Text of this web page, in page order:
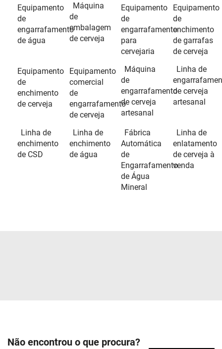
Equipamento
de
engarrafamento
de água
Máquina
de
embalagem
de cerveja
Equipamento
de
engarrafamento
para
cervejaria
Equipamento
de
enchimento
de garrafas
de cerveja
Equipamento
de
enchimento
de cerveja
Equipamento
comercial
de
engarrafamento
de cerveja
Máquina
de
engarrafamento
de cerveja
artesanal
Linha de
de cerveja
artesanal
Linha de
enchimento
de CSD
Linha de
enchimento
de água
Fábrica
Automática
de
Engarrafamento
de Água
Mineral
Linha de
enlatamento
de cerveja à
venda
Não encontrou o que procura?